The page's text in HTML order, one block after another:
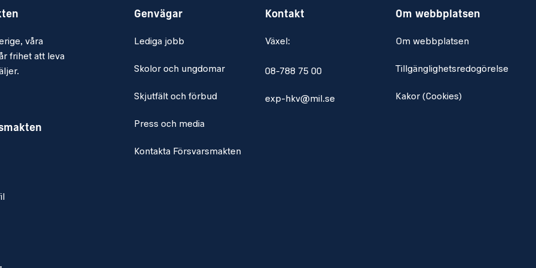
av skriftliga
våra
frihet att leva
Genvägar
Lediga jobb
Skolor och ungdomar
Skjutfält och förbud
Press och media
Kontakta Försvarsmakten
Kontakt
Växel:
08-788 75 00
exp-hkv@mil.se
Om webbplatsen
Om webbplatsen
Tillgänglighetsredogörelse
Kakor (Cookies)